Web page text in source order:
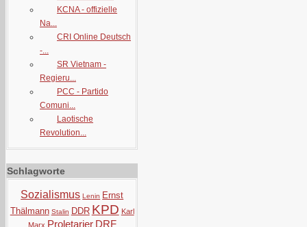
KCNA - offizielle
Na...
CRI Online Deutsch
-...
SR Vietnam -
Regieru...
PCC - Partido
Comuni...
Laotische
Revolution...
Schlagworte
Sozialismus Lenin Ernst
Thälmann Stalin DDR KPD Karl
Marx Proletarier DRF